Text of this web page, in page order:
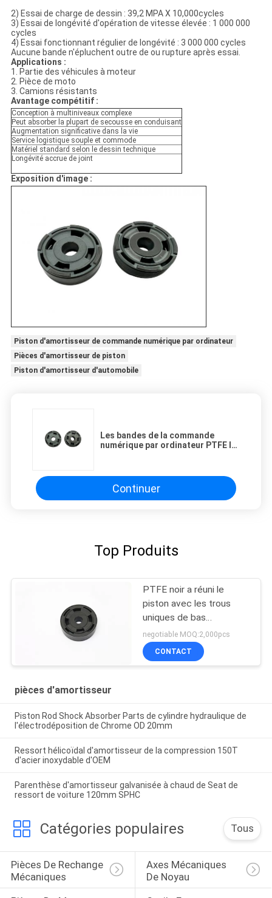
2) Essai de charge de dessin : 39,2 MPA X 10,000cycles
3) Essai de longévité d'opération de vitesse élevée : 1 000 000
cycles
4) Essai fonctionnant régulier de longévité : 3 000 000 cycles
Aucune bande n'épluchent outre de ou rupture après essai.
Applications :
1. Partie des véhicules à moteur
2. Pièce de moto
3. Camions résistants
Avantage compétitif :
Conception à multiniveaux complexe
Peut absorber la plupart de secousse en conduisant
Augmentation significative dans la vie
Service logistique souple et commode
Matériel standard selon le dessin technique
Longévité accrue de joint
Exposition d'image :
Piston d'amortisseur de commande numérique par ordinateur
Pièces d'amortisseur de piston
Piston d'amortisseur d'automobile
Les bandes de la commande
numérique par ordinateur PTFE le
Continuer
Top Produits
PTFE noir a réuni le
piston avec les trous
uniques de bas
frottement
negotiable MOQ:2,000pcs
CONTACT
pièces d'amortisseur
Piston Rod Shock Absorber Parts de cylindre hydraulique de
l'électrodéposition de Chrome OD 20mm
Ressort hélicoïdal d'amortisseur de la compression 150T
d'acier inoxydable d'OEM
Parenthèse d'amortisseur galvanisée à chaud de Seat de
ressort de voiture 120mm SPHC
Catégories populaires Tous
Pièces De Rechange
Mécaniques
Axes Mécaniques
De Noyau